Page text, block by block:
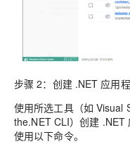
步骤 2：创建 .NET 应用
使用所选工具（如 Visual
the.NET CLI）创建 .NET
使用以下命令。